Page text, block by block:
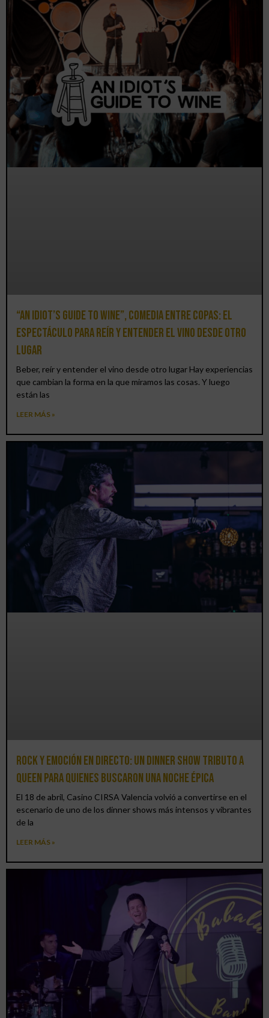
“An Idiot’s Guide to Wine”, comedia entre copas: el
espectáculo para reír y entender el vino desde otro
lugar
Beber, reír y entender el vino desde otro lugar Hay experiencias
que cambian la forma en la que miramos las cosas. Y luego
están las
LEER MÁS »
Rock y emoción en directo: un Dinner Show Tributo a
Queen para quienes buscaron una noche épica
El 18 de abril, Casino CIRSA Valencia volvió a convertirse en el
escenario de uno de los dinner shows más intensos y vibrantes
de la
LEER MÁS »